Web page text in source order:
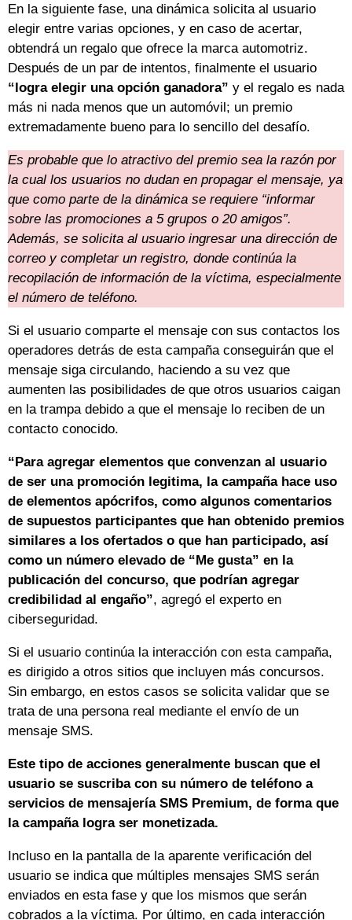
En la siguiente fase, una dinámica solicita al usuario
elegir entre varias opciones, y en caso de acertar,
obtendrá un regalo que ofrece la marca automotriz.
Después de un par de intentos, finalmente el usuario
“logra elegir una opción ganadora” y el regalo es nada
más ni nada menos que un automóvil; un premio
extremadamente bueno para lo sencillo del desafío.
Es probable que lo atractivo del premio sea la razón por
la cual los usuarios no dudan en propagar el mensaje, ya
que como parte de la dinámica se requiere “informar
sobre las promociones a 5 grupos o 20 amigos”.
Además, se solicita al usuario ingresar una dirección de
correo y completar un registro, donde continúa la
recopilación de información de la víctima, especialmente
el número de teléfono.
Si el usuario comparte el mensaje con sus contactos los
operadores detrás de esta campaña conseguirán que el
mensaje siga circulando, haciendo a su vez que
aumenten las posibilidades de que otros usuarios caigan
en la trampa debido a que el mensaje lo reciben de un
contacto conocido.
“Para agregar elementos que convenzan al usuario
de ser una promoción legitima, la campaña hace uso
de elementos apócrifos, como algunos comentarios
de supuestos participantes que han obtenido premios
similares a los ofertados o que han participado, así
como un número elevado de “Me gusta” en la
publicación del concurso, que podrían agregar
credibilidad al engaño”, agregó el experto en
ciberseguridad.
Si el usuario continúa la interacción con esta campaña,
es dirigido a otros sitios que incluyen más concursos.
Sin embargo, en estos casos se solicita validar que se
trata de una persona real mediante el envío de un
mensaje SMS.
Este tipo de acciones generalmente buscan que el
usuario se suscriba con su número de teléfono a
servicios de mensajería SMS Premium, de forma que
la campaña logra ser monetizada.
Incluso en la pantalla de la aparente verificación del
usuario se indica que múltiples mensajes SMS serán
enviados en esta fase y que los mismos que serán
cobrados a la víctima. Por último, en cada interacción